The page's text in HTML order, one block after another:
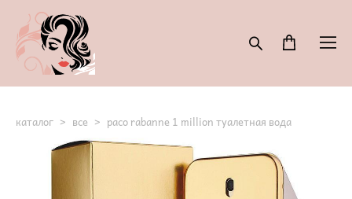
каталог > все > paco rabanne 1 million туалетная вода